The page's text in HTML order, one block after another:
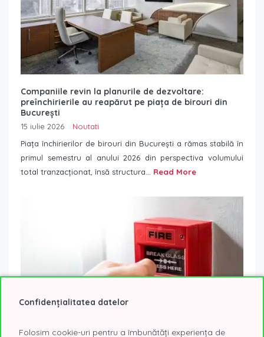
Companiile revin la planurile de dezvoltare:
preînchirierile au reapărut pe piața de birouri din
București
15 iulie 2026
Noutati
Piața închirierilor de birouri din București a rămas stabilă în
primul semestru al anului 2026 din perspectiva volumului
total tranzacționat, însă structura... Read More
Confidențialitatea datelor
Folosim cookie-uri pentru a îmbunătăți experiența de